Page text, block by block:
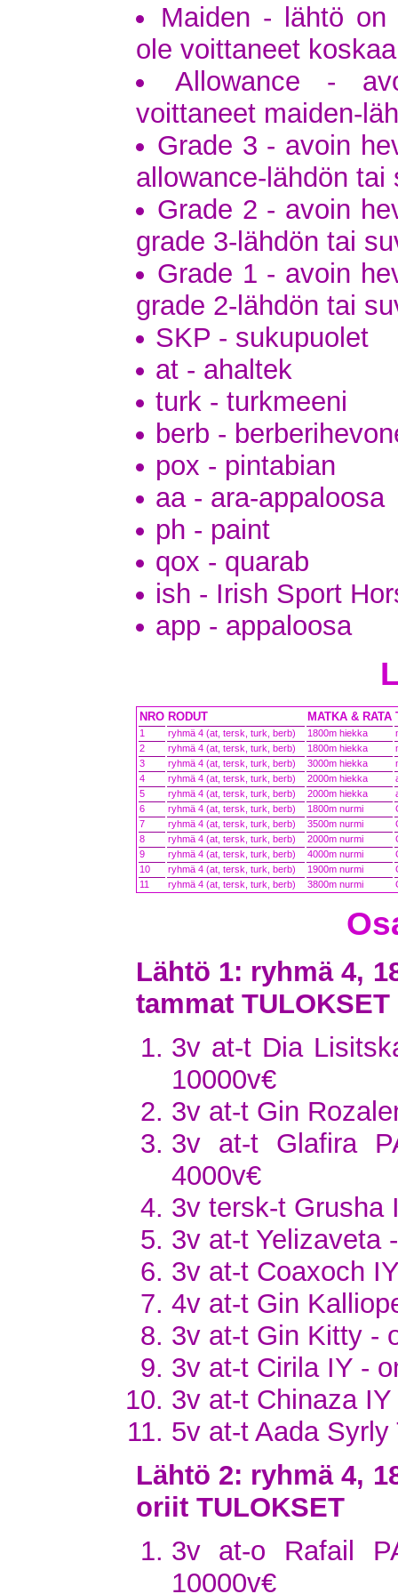
Maiden - lähtö
ole voittaneet
Allowance -
voittaneet maiden-
Grade 3 - avoin
allowance-lähdön tai
Grade 2 - avoin
grade 3-lähdön tai
Grade 1 - avoin
grade 2-lähdön tai
SKP - sukupuolet
at - ahaltek
turk - turkmeeni
berb -
pox - pintabian
aa - ara-appaloosa
ph - paint
qox - quarab
ish - Irish Sport
app - appaloosa
NRO RODUT MATKA & RATA
1 ryhmä 4 (at, tersk, turk, berb) 1800m hiekka
2
ryhmä 4 (at, tersk, turk, berb) 1800m hiekka
3
ryhmä 4 (at, tersk, turk, berb) 3000m hiekka
4
ryhmä 4 (at, tersk, turk, berb) 2000m hiekka
5
ryhmä 4 (at, tersk, turk, berb) 2000m hiekka
6
ryhmä 4 (at, tersk, turk, berb) 1800m nurmi
7
ryhmä 4 (at, tersk, turk, berb) 3500m nurmi
8
ryhmä 4 (at, tersk, turk, berb) 2000m nurmi
9
ryhmä 4 (at, tersk, turk, berb) 4000m nurmi
10
ryhmä 4 (at, tersk, turk, berb) 1900m nurmi
11
ryhmä 4 (at, tersk, turk, berb) 3800m nurmi
Lähtö 1: ryhmä 4,
tammat TULOKSET
3v at-t Dia
10000v€
3v at-t Gin
3v at-t Glafira
4000v€
3v tersk-t Grusha
3v at-t Yelizaveta
3v at-t Coaxoch
4v at-t Gin
3v at-t Gin Kitty -
3v at-t Cirila IY -
3v at-t Chinaza
5v at-t Aada
Lähtö 2: ryhmä 4,
oriit TULOKSET
3v at-o Rafail
10000v€